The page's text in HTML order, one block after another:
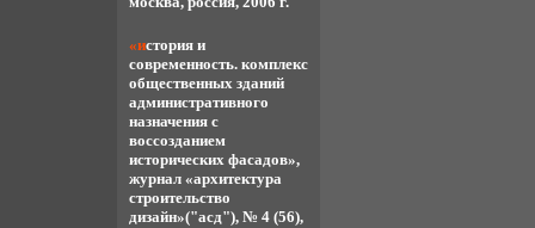
«история и
современность. комплекс
общественных зданий
административного
назначения с
воссозданием
исторических фасадов»,
журнал «архитектура
строительство
дизайн»("асд"), № 4 (56),